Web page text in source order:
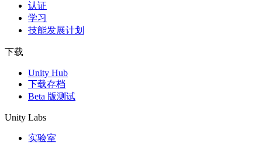
XR 游戏
跨平台发布 XR 游戏
多人游戏
简化多人游戏开发
认证
学习
技能发展计划
下载
Unity Hub
下载存档
Beta 版测试
Unity Labs
实验室